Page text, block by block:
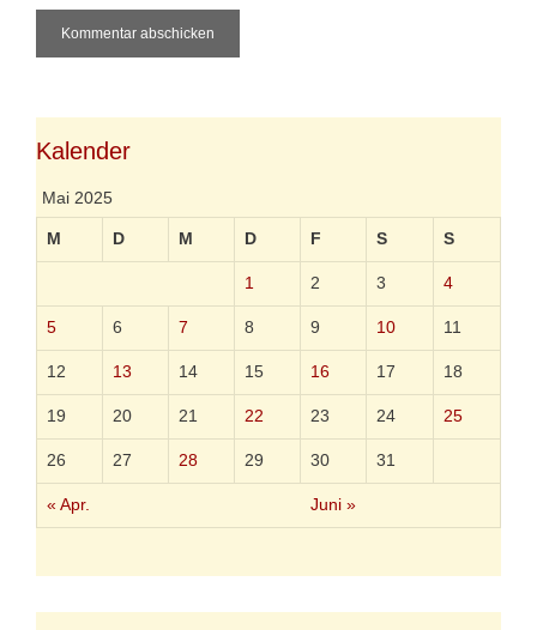
l
Kalender
Mai 2025
M D M D F S S
« Apr. Juni »
1 2 3 4
5 6 7 8 9 10 11
12 13 14 15 16 17 18
19 20 21 22 23 24 25
26 27 28 29 30 31